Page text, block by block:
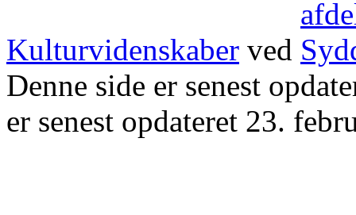
Kulturvidenskaber ved
Denne side er senest
er senest opdateret 23.